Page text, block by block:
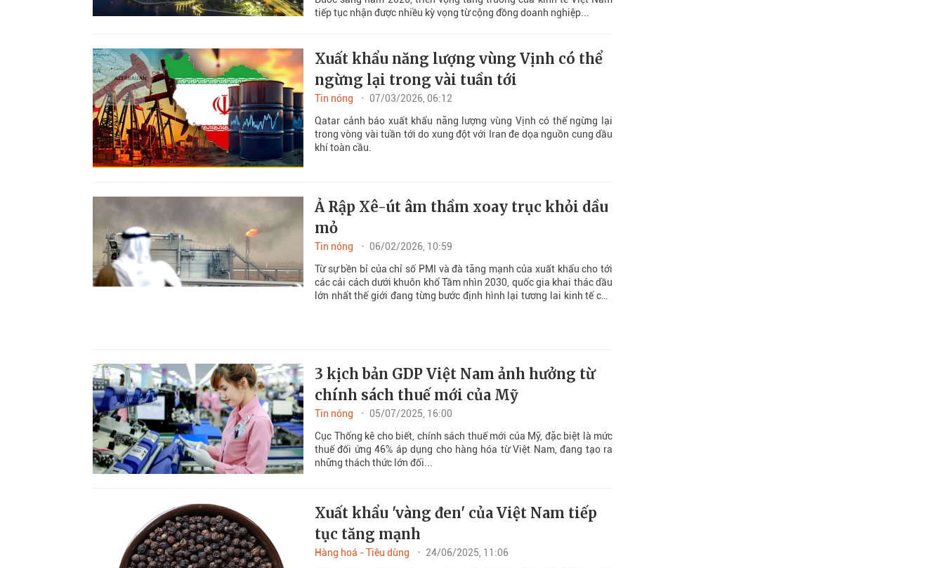
tiếp tục nhận được nhiều kỳ vọng từ cộng đồng doanh nghiệp...
Xuất khẩu năng lượng vùng Vịnh có thể
ngừng lại trong vài tuần tới
Tin nóng
07/03/2026, 06:12
Qatar cảnh báo xuất khẩu năng lượng vùng Vịnh có thể ngừng lại
trong vòng vài tuần tới do xung đột với Iran đe dọa nguồn cung dầu
khí toàn cầu.
Ả Rập Xê-út âm thầm xoay trục khỏi dầu
mỏ
Tin nóng
06/02/2026, 10:59
Từ sự bền bỉ của chỉ số PMI và đà tăng mạnh của xuất khẩu cho tới
các cải cách dưới khuôn khổ Tầm nhìn 2030, quốc gia khai thác dầu
lớn nhất thế giới đang từng bước định hình lại tương lai kinh tế của
3 kịch bản GDP Việt Nam ảnh hưởng từ
chính sách thuế mới của Mỹ
Tin nóng
05/07/2025, 16:00
Cục Thống kê cho biết, chính sách thuế mới của Mỹ, đặc biệt là mức
thuế đối ứng 46% áp dụng cho hàng hóa từ Việt Nam, đang tạo ra
những thách thức lớn đối...
Xuất khẩu 'vàng đen' của Việt Nam tiếp
tục tăng mạnh
Hàng hoá - Tiêu dùng
24/06/2025, 11:06